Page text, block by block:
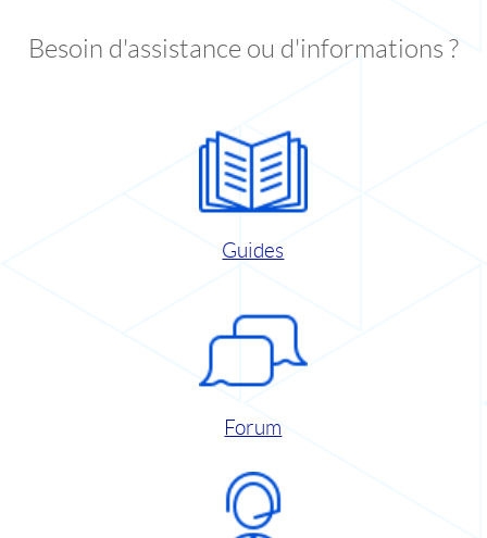
Besoin d'assistance ou d'informations ?
Guides
Forum